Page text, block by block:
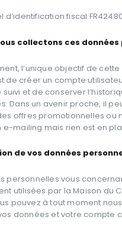
d’identification fiscal
collectons ces données
l’unique objectif de
de créer un compte
suivi et de conserver
Dans un avenir proche, il
offres promotionnelles ou
e-mailing mais rien est en
de vos données
personnelles vous
utilisées par la Maison du
pouvez à tout moment
données et votre compte